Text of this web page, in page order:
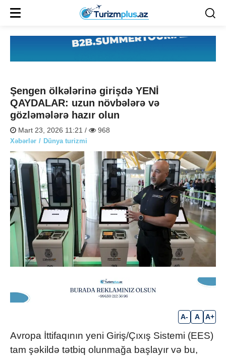
Şengen ölkələrinə girişdə YENİ
QAYDALAR: uzun növbələrə və
gözləmələrə hazır olun
Mart 23, 2026 11:21 / 968
Xəbərlər Dünya turizmi
A- A A+
Avropa İttifaqının yeni Giriş/Çıxış Sistemi (EES)
tam şəkildə tətbiq olunmağa başlayır və bu,